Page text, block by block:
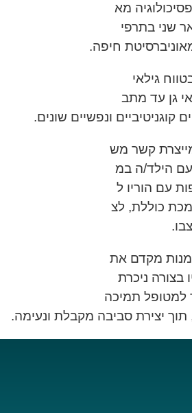
מא
שני בתרפי
חיפה.
גילאי
גן עד מתב
קוגניטיביים ונפשיים שונים.
קשר מש
הילד/ה במ
עם הוריו ל
כוללת, לצ
מקדם את
בצורה ניכרת
תמיכה
יצירת סביבה מקבלת ונעימה.